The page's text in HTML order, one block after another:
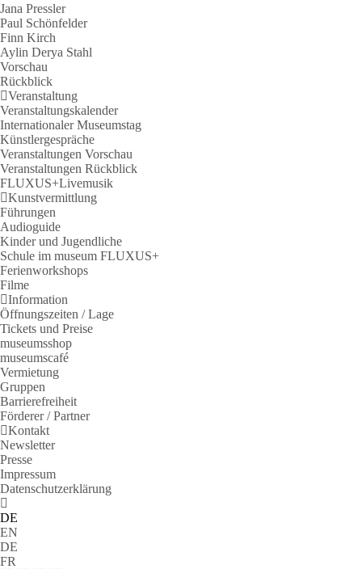
Jana Pressler
Paul Schönfelder
Finn Kirch
Aylin Derya Stahl
Vorschau
Rückblick
Veranstaltung
Veranstaltungskalender
Internationaler Museumstag
Künstlergespräche
Veranstaltungen Vorschau
Veranstaltungen Rückblick
FLUXUS+Livemusik
Kunstvermittlung
Führungen
Audioguide
Kinder und Jugendliche
Schule im museum FLUXUS+
Ferienworkshops
Filme
Information
Öffnungszeiten / Lage
Tickets und Preise
museumsshop
museumscafé
Vermietung
Gruppen
Barrierefreiheit
Förderer / Partner
Kontakt
Newsletter
Presse
Impressum
Datenschutzerklärung
DE
EN
DE
FR